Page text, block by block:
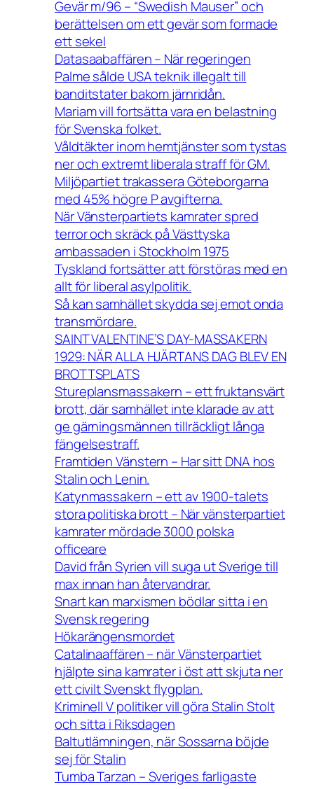
Gevär m/96 – “Swedish Mauser” och
berättelsen om ett gevär som formade
ett sekel
Datasaabaffären – När regeringen
Palme sålde USA teknik illegalt till
banditstater bakom järnridån.
Mariam vill fortsätta vara en belastning
för Svenska folket.
Våldtäkter inom hemtjänster som tystas
ner och extremt liberala straff för GM.
Miljöpartiet trakassera Göteborgarna
med 45% högre P avgifterna.
När Vänsterpartiets kamrater spred
terror och skräck på Västtyska
ambassaden i Stockholm 1975
Tyskland fortsätter att förstöras med en
allt för liberal asylpolitik.
Så kan samhället skydda sej emot onda
transmördare.
SAINT VALENTINE’S DAY-MASSAKERN
1929: NÄR ALLA HJÄRTANS DAG BLEV EN
BROTTSPLATS
Stureplansmassakern – ett fruktansvärt
brott, där samhället inte klarade av att
ge gärningsmännen tillräckligt långa
fängelsestraff.
Framtiden Vänstern – Har sitt DNA hos
Stalin och Lenin.
Katynmassakern – ett av 1900-talets
stora politiska brott – När vänsterpartiet
kamrater mördade 3000 polska
officeare
David från Syrien vill suga ut Sverige till
max innan han återvandrar.
Snart kan marxismen bödlar sitta i en
Svensk regering
Hökarängensmordet
Catalinaaffären – när Vänsterpartiet
hjälpte sina kamrater i öst att skjuta ner
ett civilt Svenskt flygplan.
Kriminell V politiker vill göra Stalin Stolt
och sitta i Riksdagen
Baltutlämningen, när Sossarna böjde
sej för Stalin
Tumba Tarzan – Sveriges farligaste